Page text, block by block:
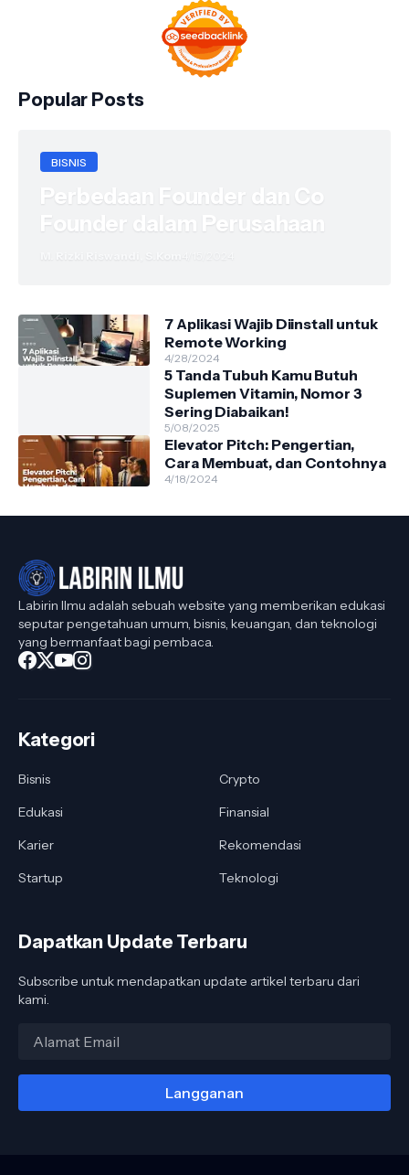
Popular Posts
BISNIS
Perbedaan Founder dan Co
Founder dalam Perusahaan
M. Rizki Riswandi, S.Kom
7 Aplikasi Wajib Diinstall untuk
Remote Working
4/28/2024
5 Tanda Tubuh Kamu Butuh
Suplemen Vitamin, Nomor 3
Sering Diabaikan!
5/08/2025
Elevator Pitch: Pengertian,
Cara Membuat, dan Contohnya
4/18/2024
Labirin Ilmu adalah sebuah website yang memberikan edukasi
seputar pengetahuan umum, bisnis, keuangan, dan teknologi
yang bermanfaat bagi pembaca.
Kategori
Bisnis
Crypto
Edukasi
Finansial
Karier
Rekomendasi
Startup
Teknologi
Dapatkan Update Terbaru
Subscribe untuk mendapatkan update artikel terbaru dari
kami.